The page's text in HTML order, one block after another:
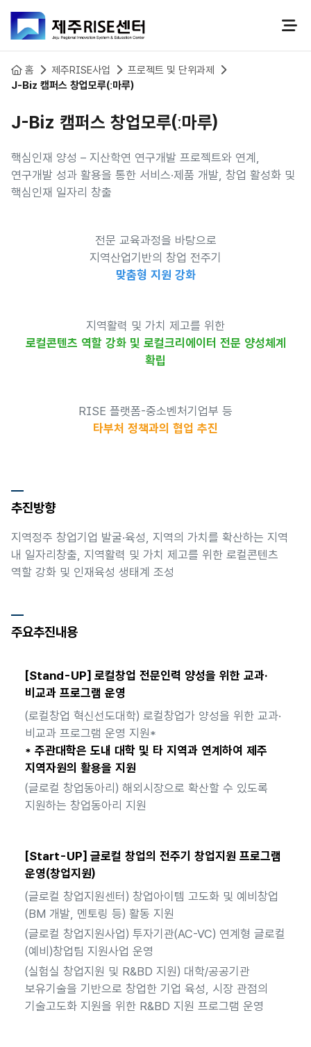
홈 제주RISE사업
프로젝트 및 단위과제
J-Biz 캠퍼스 창업모루(ː마루)
J-Biz 캠퍼스 창업모루(ː마루)
핵심인재 양성 – 지산학연 연구개발 프로젝트와 연계,
연구개발 성과 활용을 통한 서비스·제품 개발, 창업 활성화 및
핵심인재 일자리 창출
전문 교육과정을 바탕으로
지역산업기반의 창업 전주기
맞춤형 지원 강화
지역활력 및 가치 제고를 위한
로컬콘텐츠 역할 강화 및 로컬크리에이터 전문 양성체계
확립
RISE 플랫폼-중소벤처기업부 등
타부처 정책과의 협업 추진
추진방향
지역정주 창업기업 발굴·육성, 지역의 가치를 확산하는 지역
내 일자리창출, 지역활력 및 가치 제고를 위한 로컬콘텐츠
역할 강화 및 인재육성 생태계 조성
주요추진내용
[Stand-UP] 로컬창업 전문인력 양성을 위한 교과·
비교과 프로그램 운영
(로컬창업 혁신선도대학) 로컬창업가 양성을 위한 교과·
비교과 프로그램 운영 지원*
* 주관대학은 도내 대학 및 타 지역과 연계하여 제주
지역자원의 활용을 지원
(글로컬 창업동아리) 해외시장으로 확산할 수 있도록
지원하는 창업동아리 지원
[Start-UP] 글로컬 창업의 전주기 창업지원 프로그램
운영(창업지원)
(글로컬 창업지원센터) 창업아이템 고도화 및 예비창업
(BM 개발, 멘토링 등) 활동 지원
(글로컬 창업지원사업) 투자기관(AC-VC) 연계형 글로컬
(예비)창업팀 지원사업 운영
(실험실 창업지원 및 R&BD 지원) 대학/공공기관
보유기술을 기반으로 창업한 기업 육성, 시장 관점의
기술고도화 지원을 위한 R&BD 지원 프로그램 운영